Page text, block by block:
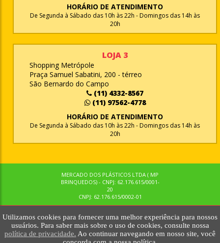
Utilizamos cookies para fornecer uma melhor experiência para nossos
usuários. Para saber mais sobre o uso de cookies, consulte nossa
política de privacidade. Ao continuar navegando em nosso site, você
HORÁRIO DE ATENDIMENTO
De Segunda à Sábado das 10h às 22h - Domingos das 14h às
20h
LOJA 3
Shopping Metrópole
Praça Samuel Sabatini, 200 - térreo
São Bernardo do Campo
(11) 4332-8567
(11) 97562-4778
HORÁRIO DE ATENDIMENTO
De Segunda à Sábado das 10h às 22h - Domingos das 14h às
20h
MERCADO DOS PLÁSTICOS LTDA ( MP
BRINQUEDOS) - CNPJ: 62.176.615/0001-
20
CNPJ: 62.176.615/0002-01
© MPBRINQUEDOS. TODOS OS DIREITOS RESERVADOS. MKTNOW